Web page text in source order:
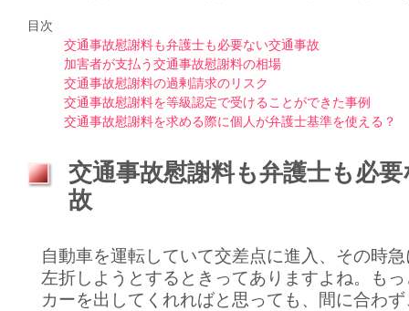
目次
交通事故慰謝料も弁護士も必要ない交通事故
加害者が支払う交通事故慰謝料の相場
交通事故慰謝料の過剰請求のリスク
交通事故慰謝料を等級認定で受けることができた事例
交通事故慰謝料を求める際に個人が弁護士基準を使える？
交通事故慰謝料も弁護士も必
故
自動車を運転していて交差点に進入、その時
左折しようとするときってありますよね。も
カーを出してくれればと思っても、間に合わ